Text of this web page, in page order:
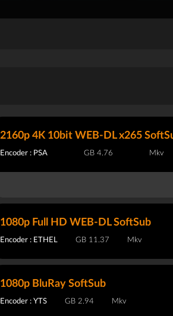
2160p 4K 10bit WEB-DL x265
Encoder : PSA 4.76 GB Mkv
1080p Full HD WEB-DL SoftSub
Encoder : ETHEL 11.37 GB Mkv
1080p BluRay SoftSub
Encoder : YTS 2.94 GB Mkv